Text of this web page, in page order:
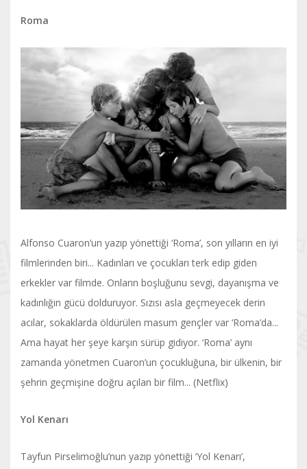
Roma
Alfonso Cuaron’un yazıp yönettiği ‘Roma’, son yılların en iyi
filmlerinden biri... Kadınları ve çocukları terk edip giden
erkekler var filmde. Onların boşluğunu sevgi, dayanışma ve
kadınlığın gücü dolduruyor. Sızısı asla geçmeyecek derin
acılar, sokaklarda öldürülen masum gençler var ‘Roma’da...
Ama hayat her şeye karşın sürüp gidiyor. ‘Roma’ aynı
zamanda yönetmen Cuaron’un çocukluğuna, bir ülkenin, bir
şehrin geçmişine doğru açılan bir film... (Netflix)
Yol Kenarı
Tayfun Pirselimoğlu’nun yazıp yönettiği ‘Yol Kenarı’,